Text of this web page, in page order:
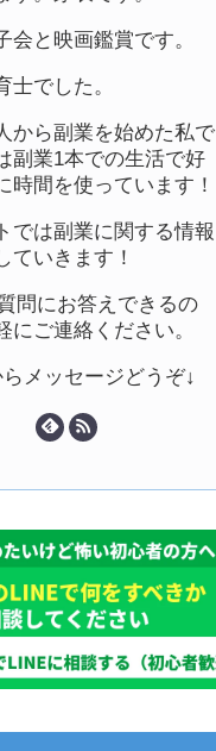
会と映画鑑賞です。
士でした。
から副業を始めた私で
副業1本での生活で好
時間を使っています！
では副業に関する情報
ていきます！
問にお答えできるの
にご連絡ください。
メッセージどうぞ↓